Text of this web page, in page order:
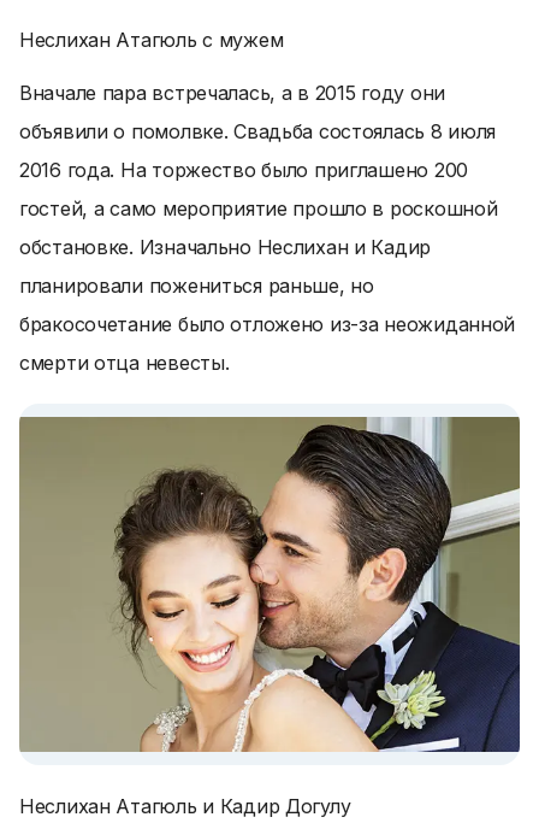
Неслихан Атагюль с мужем
Вначале пара встречалась, а в 2015 году они
объявили о помолвке. Свадьба состоялась 8 июля
2016 года. На торжество было приглашено 200
гостей, а само мероприятие прошло в роскошной
обстановке. Изначально Неслихан и Кадир
планировали пожениться раньше, но
бракосочетание было отложено из-за неожиданной
смерти отца невесты.
Неслихан Атагюль и Кадир Догулу